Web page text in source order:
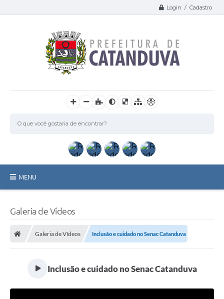
Login / Cadastro
MENU
Galeria de Vídeos
Galeria de Vídeos Inclusão e cuidado no Senac Catanduva
Inclusão e cuidado no Senac Catanduva